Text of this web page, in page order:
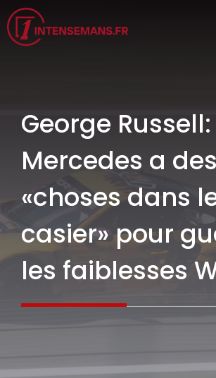
Aller
au
contenu
George Russell:
Mercedes a des
«choses dans
casier» pour
les faiblesses